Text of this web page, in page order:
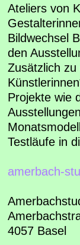
Ateliers von
Bildwechsel
den
Zusätzlich
Projekte wie
Testläufe in
amerbach-
4057 Basel